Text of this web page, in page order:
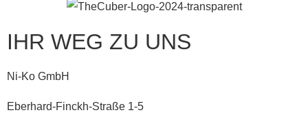
IHR WEG ZU UNS
Ni-Ko GmbH
Eberhard-Finckh-Straße 1-5